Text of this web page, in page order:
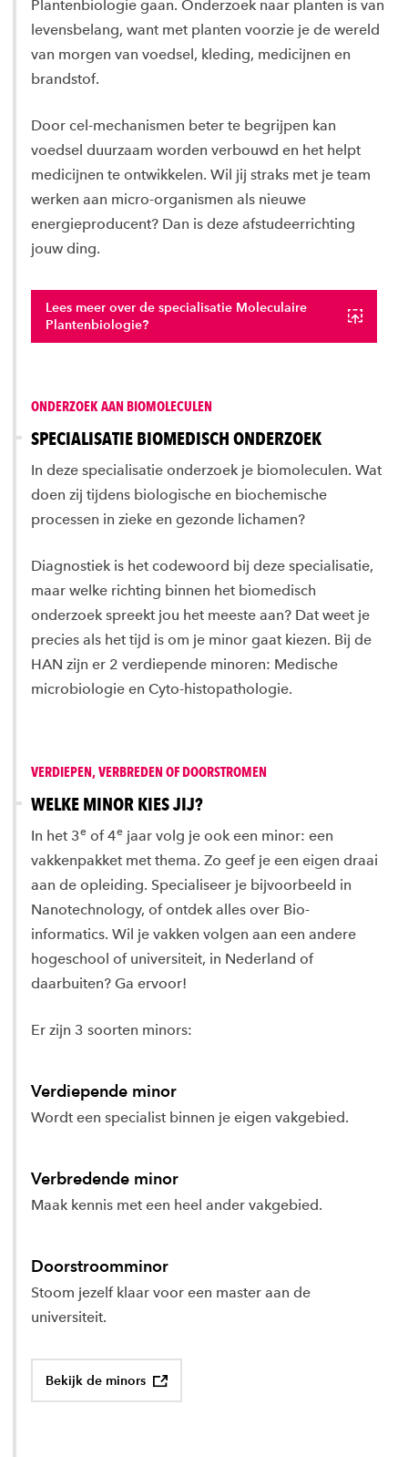
Plantenbiologie gaan. Onderzoek naar planten is van
levensbelang, want met planten voorzie je de wereld
van morgen van voedsel, kleding, medicijnen en
brandstof.
Door cel-mechanismen beter te begrijpen kan
voedsel duurzaam worden verbouwd en het helpt
medicijnen te ontwikkelen. Wil jij straks met je team
werken aan micro-organismen als nieuwe
energieproducent? Dan is deze afstudeerrichting
jouw ding.
Lees meer over de specialisatie Moleculaire
Plantenbiologie?
ONDERZOEK AAN BIOMOLECULEN
SPECIALISATIE BIOMEDISCH ONDERZOEK
In deze specialisatie onderzoek je biomoleculen. Wat
doen zij tijdens biologische en biochemische
processen in zieke en gezonde lichamen?
Diagnostiek is het codewoord bij deze specialisatie,
maar welke richting binnen het biomedisch
onderzoek spreekt jou het meeste aan? Dat weet je
precies als het tijd is om je minor gaat kiezen. Bij de
HAN zijn er 2 verdiepende minoren: Medische
microbiologie en Cyto-histopathologie.
VERDIEPEN, VERBREDEN OF DOORSTROMEN
WELKE MINOR KIES JIJ?
In het 3e of 4e jaar volg je ook een minor: een
vakkenpakket met thema. Zo geef je een eigen draai
aan de opleiding. Specialiseer je bijvoorbeeld in
Nanotechnology, of ontdek alles over Bio-
informatics. Wil je vakken volgen aan een andere
hogeschool of universiteit, in Nederland of
daarbuiten? Ga ervoor!
Er zijn 3 soorten minors:
Verdiepende minor
Wordt een specialist binnen je eigen vakgebied.
Verbredende minor
Maak kennis met een heel ander vakgebied.
Doorstroomminor
Stoom jezelf klaar voor een master aan de
universiteit.
Bekijk de minors